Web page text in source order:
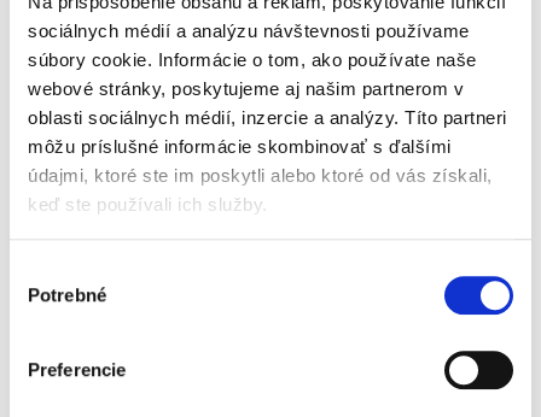
sociálnych médií a analýzu návštevnosti používame
súbory cookie. Informácie o tom, ako používate naše
webové stránky, poskytujeme aj našim partnerom v
oblasti sociálnych médií, inzercie a analýzy. Títo partneri
môžu príslušné informácie skombinovať s ďalšími
údajmi, ktoré ste im poskytli alebo ktoré od vás získali,
keď ste používali ich služby.
súhlasu
Potrebné
Preferencie
Právo spoločníkov obchodných spoločností na
informácie predstavuje jeden z
najvýznamnejších inštitútov ovplyvňujúcich
kvalitu fungovania vnútorných korporačných
vzťahov. Skúmaná problematika je v...
Ukončenie nájmu